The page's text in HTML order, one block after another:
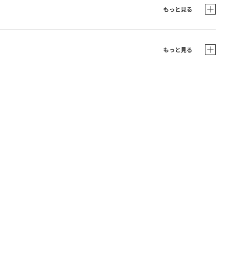
もっと見る
もっと見る